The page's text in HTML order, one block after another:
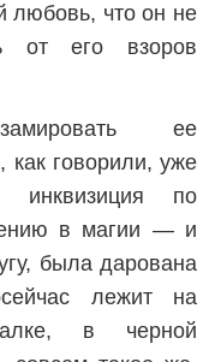
любовь, что он не
от его взоров
ее
как говорили, уже
инквизиция по
в магии — и
была дарована
лежит на
в черной